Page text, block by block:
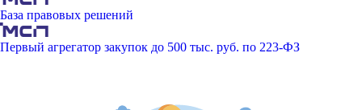
База правовых решений
Первый агрегатор закупок до 500 тыс. руб. по 223-ФЗ